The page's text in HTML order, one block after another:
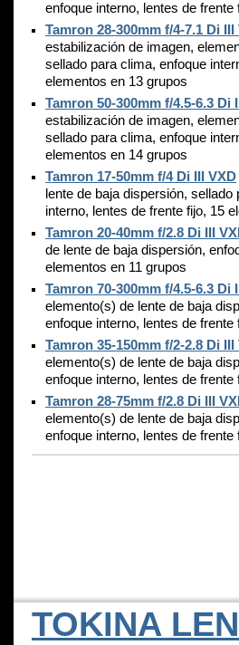
enfoque interno, lentes de
Tamron 28-300mm f/4-7.1 Di III
estabilización de imagen,
sellado para clima, enfoque
elementos en 13 grupos
Tamron 50-300mm f/4.5-6.3 Di
estabilización de imagen,
sellado para clima, enfoque
elementos en 14 grupos
Tamron 17-50mm f/4 Di III VXD
lente de baja dispersión,
interno, lentes de frente fijo, 15
Tamron 20-40mm f/2.8 Di III
de lente de baja dispersión,
elementos en 11 grupos
Tamron 70-300mm f/4.5-6.3 Di
elemento(s) de lente de baja
enfoque interno, lentes de
Tamron 35-150mm f/2-2.8 Di III
elemento(s) de lente de baja
enfoque interno, lentes de
Tamron 28-75mm f/2.8 Di III
elemento(s) de lente de baja
enfoque interno, lentes de
TOKINA